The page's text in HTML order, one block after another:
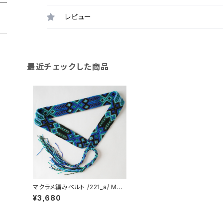
レビュー
最近チェックした商品
マクラメ編みベルト /221_a/ MEX
ICO メキシコ
¥3,680